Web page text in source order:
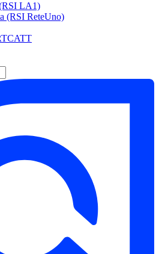
LA1)
(RSI ReteUno)